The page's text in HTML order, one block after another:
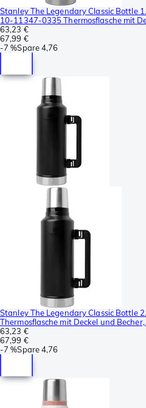
Stanley The Legendary Classic Bottle
10-11347-0335 Thermosflasche mit
63,23 €
67,99 €
-7 %Spare4,76
Stanley The Legendary Classic Bottle
Thermosflasche mit Deckel und Becher,
63,23 €
67,99 €
-7 %Spare4,76